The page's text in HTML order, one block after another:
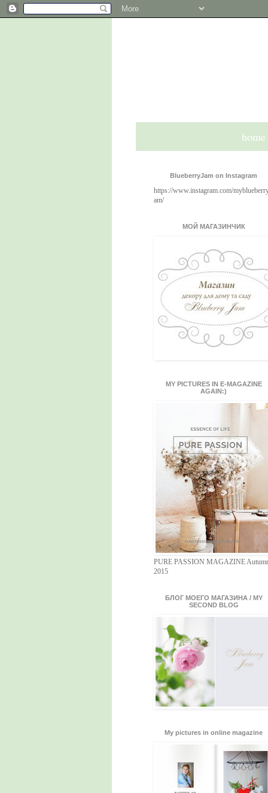
home
BlueberryJam on Instagram
https://www.instagram.com/
am/
МОЙ МАГАЗИНЧИК
MY PICTURES IN E-MAGAZINE
AGAIN:)
PURE PASSION MAGAZINE
2015
БЛОГ МОЕГО МАГАЗИНА / MY
SECOND BLOG
My pictures in online magazine